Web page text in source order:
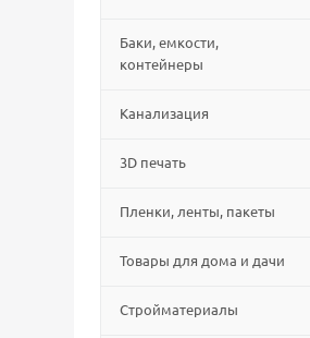
Баки, емкости,
контейнеры
Канализация
3D печать
Пленки, ленты, пакеты
Товары для дома и дачи
Стройматериалы